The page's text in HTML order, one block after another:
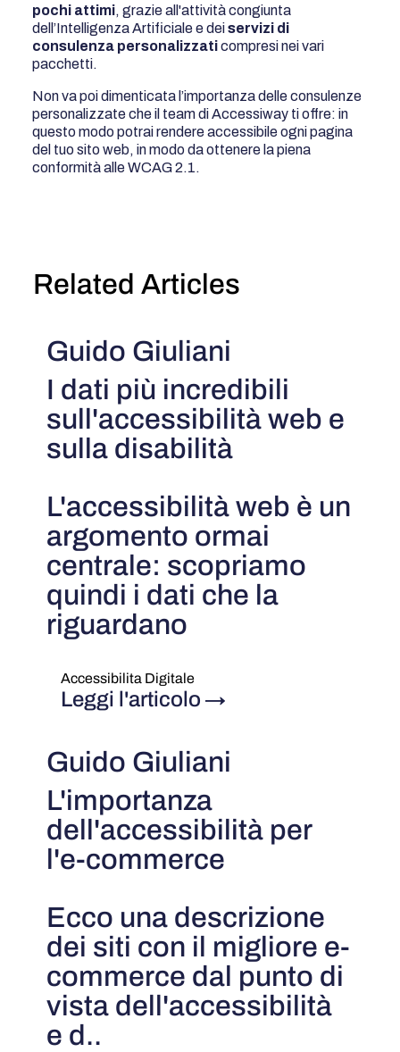
pochi attimi, grazie all'attività congiunta
dell’Intelligenza Artificiale e deiservizi di
consulenza personalizzaticompresi nei vari
pacchetti.
Non va poi dimenticata l’importanza delle consulenze
personalizzate che il team di Accessiway ti offre: in
questo modo potrai rendere accessibile ogni pagina
del tuo sito web, in modo da ottenere la piena
conformità alle WCAG 2.1.
Guido Giuliani
I dati più incredibili
sull'accessibilità web e
sulla disabilità
L'accessibilità web è un
argomento ormai
centrale: scopriamo
quindi i dati che la
riguardano
Accessibilita Digitale
Leggi l'articolo →
Guido Giuliani
L'importanza
dell'accessibilità per
l'e-commerce
Ecco una descrizione
dei siti con il migliore e-
commerce dal punto di
vista dell'accessibilità
e d..
Related Articles